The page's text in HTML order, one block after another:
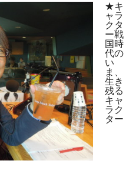
★キ
ャラ
クタ
ー戦
国時
代の
い
ま、
生き
残る
キャ
ラク
ター